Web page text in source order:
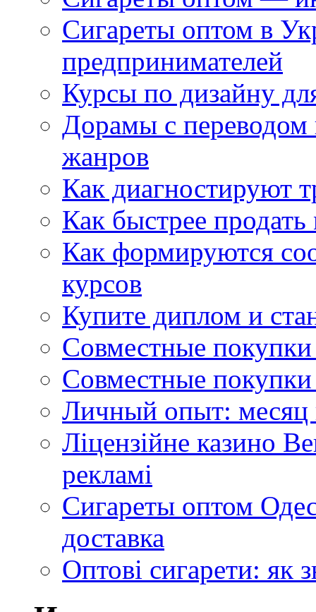
Сигареты оптом в
предпринимателей
Курсы по дизайну
Дорамы с переводом
жанров
Как диагностируют
Как быстрее
Как формируются
курсов
Купите диплом и
Совместные
Совместные покупки
Личный опыт: месяц
Ліцензійне казино
рекламі
Сигареты оптом
доставка
Оптові сигарети: як